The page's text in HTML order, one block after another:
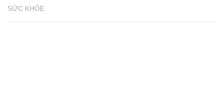
SỨC KHỎE